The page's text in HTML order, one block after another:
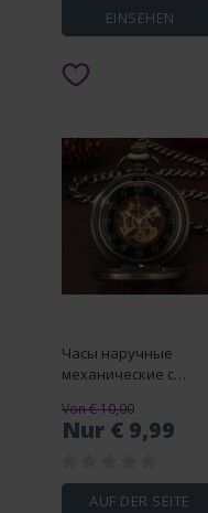
для охотников,
подарок
EINSEHEN
Часы наручные
механические с
карманные в стиле
стимпанк, с
подарок для мужчин
и женщин
Von € 10,00
Nur € 9,99
AUF DER SEITE